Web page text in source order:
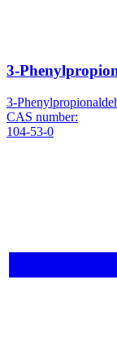
3-
3-
CAS number:
104-53-0